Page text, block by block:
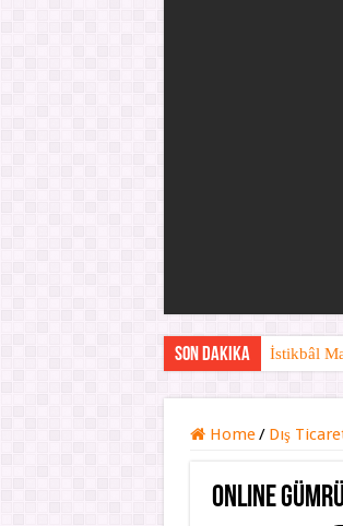
Son Dakika İstikbâl
Çiftlik
Çiftlik
Home/ Dış
Online